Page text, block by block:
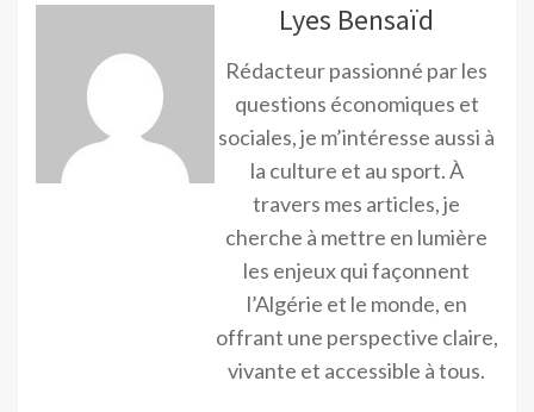
Lyes Bensaïd
Rédacteur passionné par les
questions économiques et
sociales, je m’intéresse aussi à
la culture et au sport. À
travers mes articles, je
cherche à mettre en lumière
les enjeux qui façonnent
l’Algérie et le monde, en
offrant une perspective claire,
vivante et accessible à tous.